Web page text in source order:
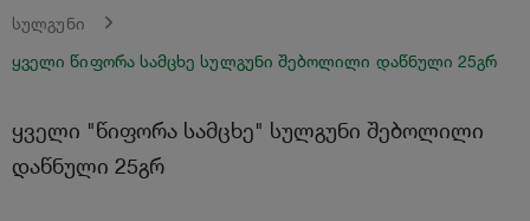
სულგუნი
ყველი წიფორა სამცხე სულგუნი შებოლილი დაწნული 25გრ
ყველი "წიფორა სამცხე" სულგუნი შებოლილი
დაწნული 25გრ